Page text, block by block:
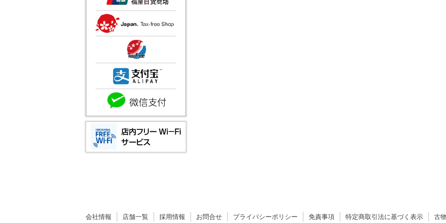
会社情報 店舗一覧 採用情報 お問合せ プライバシーポリシー 免責事項 特定商取引法に基づく表示 古